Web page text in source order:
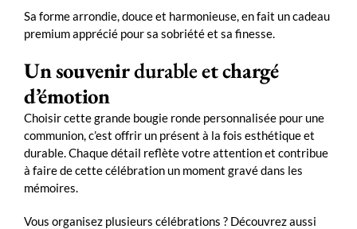
Sa forme arrondie, douce et harmonieuse, en fait un cadeau
premium apprécié pour sa sobriété et sa finesse.
Un souvenirdurableet chargé
d’émotion
Choisir cette grande bougie ronde personnalisée pour une
communion, c’est offrir un présent à la fois esthétique et
durable. Chaque détail reflète votre attention et contribue
à faire de cette célébration un moment gravé dans les
mémoires.
Vous organisez plusieurs célébrations ? Découvrez aussi